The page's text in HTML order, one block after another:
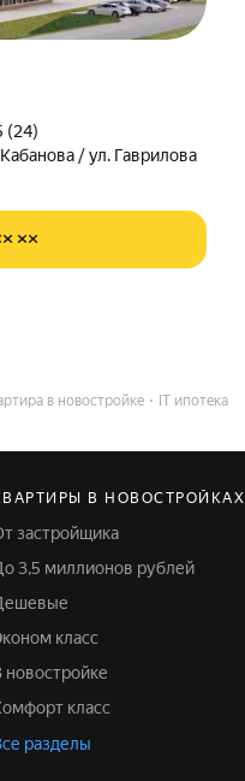
(24)
/ ул. Гаврилова
××
в новостройке IT ипотека
В НОВОСТРОЙКАХ
От застройщика
До 3,5 миллионов рублей
Дешевые
Эконом класс
В новостройке
Комфорт класс
разделы